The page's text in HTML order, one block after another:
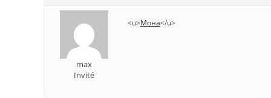
max
Invité
<u>Мона</u>